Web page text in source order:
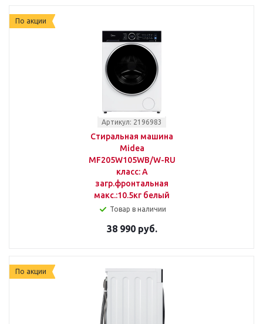
По акции
Артикул: 2196983
Стиральная машина
Midea
MF205W105WB/W-RU
класс: A
загр.фронтальная
макс.:10.5кг белый
Товар в наличии
38 990 руб.
По акции